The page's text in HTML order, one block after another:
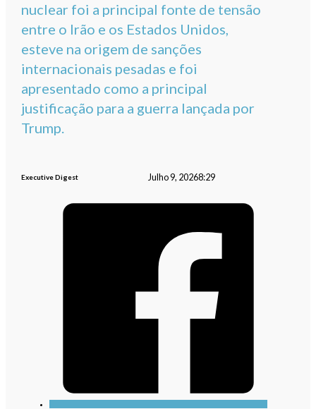
nuclear foi a principal fonte de tensão
entre o Irão e os Estados Unidos,
esteve na origem de sanções
internacionais pesadas e foi
apresentado como a principal
justificação para a guerra lançada por
Trump.
Executive Digest Julho 9, 20268:29